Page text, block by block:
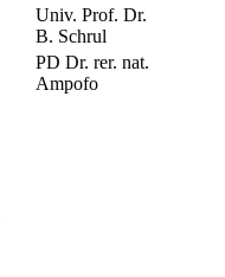
Univ. Prof. Dr.
B. Schrul
PD Dr. rer. nat.
Ampofo